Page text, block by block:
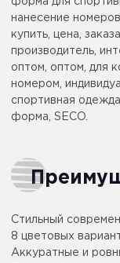
нанесение
купить, цена,
производитель,
оптом, оптом, для
номером,
спортивная
форма, SECO.
Стильный
8 цветовых
Аккуратные и